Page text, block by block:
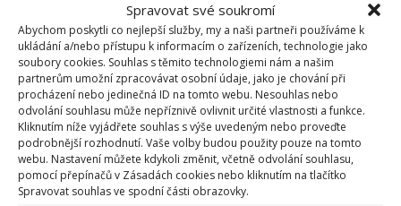
Spravovat své soukromí
Abychom poskytli co nejlepší služby, my a naši partneři používáme k
ukládání a/nebo přístupu k informacím o zařízeních, technologie jako
soubory cookies. Souhlas s těmito technologiemi nám a našim
partnerům umožní zpracovávat osobní údaje, jako je chování při
procházení nebo jedinečná ID na tomto webu. Nesouhlas nebo
odvolání souhlasu může nepříznivě ovlivnit určité vlastnosti a funkce.
Kliknutím níže vyjádřete souhlas s výše uvedeným nebo proveďte
podrobnější rozhodnutí. Vaše volby budou použity pouze na tomto
webu. Nastavení můžete kdykoli změnit, včetně odvolání souhlasu,
pomocí přepínačů v Zásadách cookies nebo kliknutím na tlačítko
Spravovat souhlas ve spodní části obrazovky.
jsem je radili použít také v souvislosti s
zásobníku u pračky.